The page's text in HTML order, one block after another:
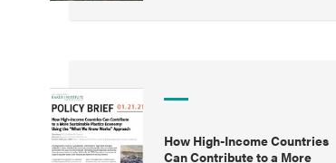
How High-Income Countries
Can Contribute to a More